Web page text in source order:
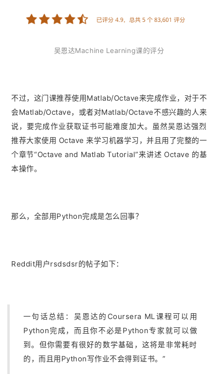
吴恩达Machine Learning课的评分
不过，这门课推荐使用Matlab/Octave来完成作业，对于不
会Matlab/Octave，或者对Matlab/Octave不感兴趣的人来
说，要完成作业获取证书可能难度加大。虽然吴恩达强烈
推荐大家使用 Octave 来学习机器学习，并且用了完整的一
个章节“Octave and Matlab Tutorial”来讲述 Octave 的基
本操作。
那么，全部用Python完成是怎么回事？
Reddit用户rsdsdsr的帖子如下：
一句话总结：吴恩达的Coursera ML课程可以用
Python完成，而且你不必是Python专家就可以做
到。但你需要有很好的数学基础，这将是非常耗时
的，而且用Python写作业不会得到证书。”